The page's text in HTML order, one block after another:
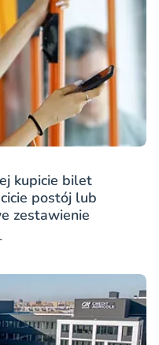
kupicie bilet
postój lub
zestawienie